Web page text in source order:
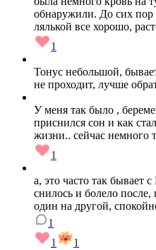
обнаружили. До сих пор
лялькой все хорошо,
1
Тонус небольшой,
не проходит, лучше
У меня так было ,
приснился сон и как
жизни.. сейчас немного
1
а, это часто так бывает
снилось и болело
один на другой,
1
1
1